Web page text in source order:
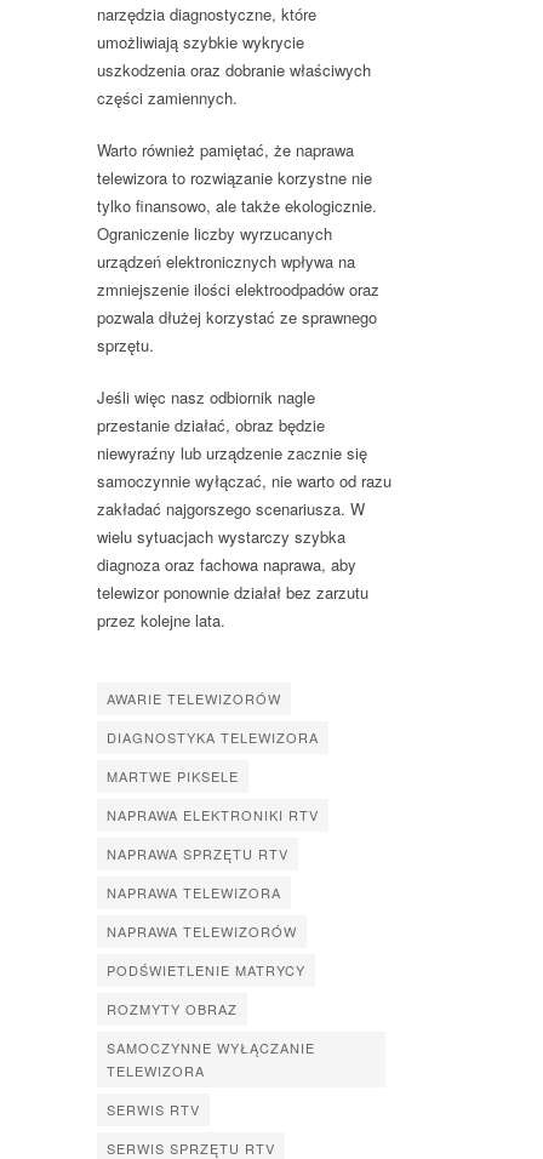
narzędzia diagnostyczne, które
umożliwiają szybkie wykrycie
uszkodzenia oraz dobranie właściwych
części zamiennych.
Warto również pamiętać, że naprawa
telewizora to rozwiązanie korzystne nie
tylko finansowo, ale także ekologicznie.
Ograniczenie liczby wyrzucanych
urządzeń elektronicznych wpływa na
zmniejszenie ilości elektroodpadów oraz
pozwala dłużej korzystać ze sprawnego
sprzętu.
Jeśli więc nasz odbiornik nagle
przestanie działać, obraz będzie
niewyraźny lub urządzenie zacznie się
samoczynnie wyłączać, nie warto od razu
zakładać najgorszego scenariusza. W
wielu sytuacjach wystarczy szybka
diagnoza oraz fachowa naprawa, aby
telewizor ponownie działał bez zarzutu
przez kolejne lata.
AWARIE TELEWIZORÓW
DIAGNOSTYKA TELEWIZORA
MARTWE PIKSELE
NAPRAWA ELEKTRONIKI RTV
NAPRAWA SPRZĘTU RTV
NAPRAWA TELEWIZORA
NAPRAWA TELEWIZORÓW
PODŚWIETLENIE MATRYCY
ROZMYTY OBRAZ
SAMOCZYNNE WYŁĄCZANIE
TELEWIZORA
SERWIS RTV
SERWIS SPRZĘTU RTV